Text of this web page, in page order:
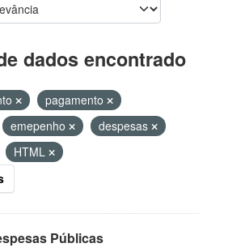
dados encontrado
pagamento
emepenho
despesas
HTML
Públicas